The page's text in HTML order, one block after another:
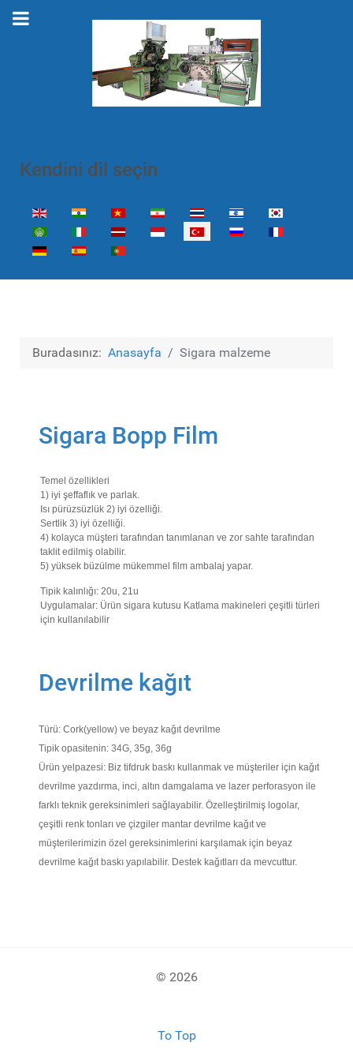
Kendini dil seçin
Dilinizi seçin
Buradasınız: Anasayfa Sigara malzeme
Sigara Bopp Film
Temel özellikleri
1) iyi şeffaflık ve parlak.
Isı pürüzsüzlük 2) iyi özelliği.
Sertlik 3) iyi özelliği.
4) kolayca müşteri tarafından tanımlanan ve zor sahte tarafından
taklit edilmiş olabilir.
5) yüksek büzülme mükemmel film ambalaj yapar.
Tipik kalınlığı: 20u, 21u
Uygulamalar: Ürün sigara kutusu Katlama makineleri çeşitli türleri
için kullanılabilir
Devrilme kağıt
Türü: Cork(yellow) ve beyaz kağıt devrilme
Tipik opasitenin: 34G, 35g, 36g
Ürün yelpazesi: Biz tifdruk baskı kullanmak ve müşteriler için kağıt
devrilme yazdırma, inci, altın damgalama ve lazer perforasyon ile
farklı teknik gereksinimleri sağlayabilir. Özelleştirilmiş logolar,
çeşitli renk tonları ve çizgiler mantar devrilme kağıt ve
müşterilerimizin özel gereksinimlerini karşılamak için beyaz
devrilme kağıt baskı yapılabilir. Destek kağıtları da mevcuttur.
© 2026
To Top